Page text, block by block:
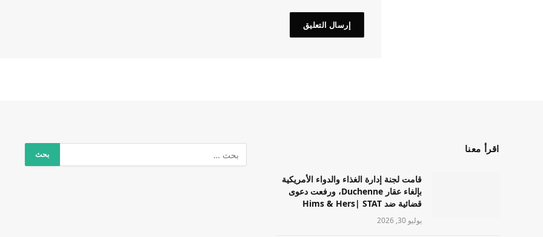
اقرأ معنا
قامت لجنة إدارة الغذاء والدواء الأمريكية
بإلغاء عقار Duchenne، ورفعت دعوى
قضائية ضد Hims & Hers| STAT
يوليو 30, 2026